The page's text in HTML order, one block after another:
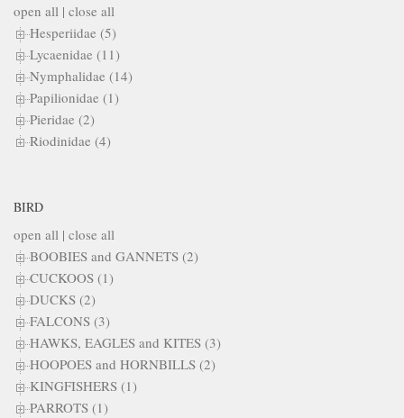
open all | close all
Hesperiidae (5)
Lycaenidae (11)
Nymphalidae (14)
Papilionidae (1)
Pieridae (2)
Riodinidae (4)
BIRD
open all | close all
BOOBIES and GANNETS (2)
CUCKOOS (1)
DUCKS (2)
FALCONS (3)
HAWKS, EAGLES and KITES (3)
HOOPOES and HORNBILLS (2)
KINGFISHERS (1)
PARROTS (1)